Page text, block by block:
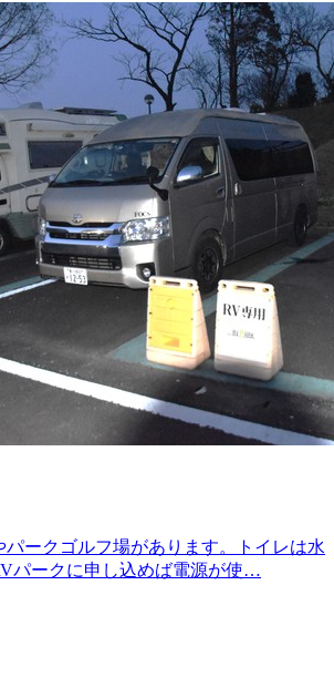
ークゴルフ場があります。トイレは水
パークに申し込めば電源が使…